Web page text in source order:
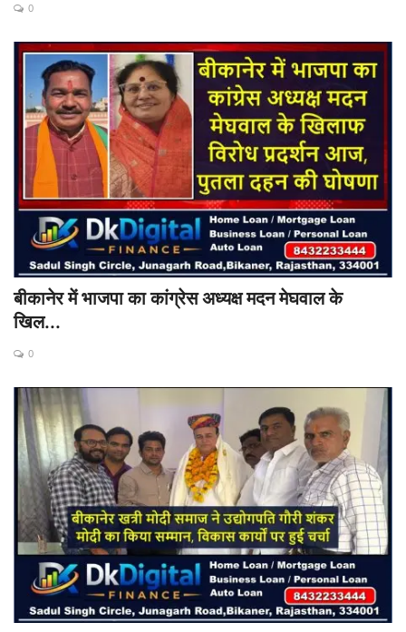
0
बीकानेर में भाजपा का कांग्रेस अध्यक्ष मदन मेघवाल के
खिल...
0